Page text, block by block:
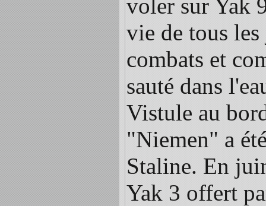
voler sur Yak
vie de tous
combats et
sauté dans
Vistule au
"Niemen" a
Staline. En
Yak 3 offert